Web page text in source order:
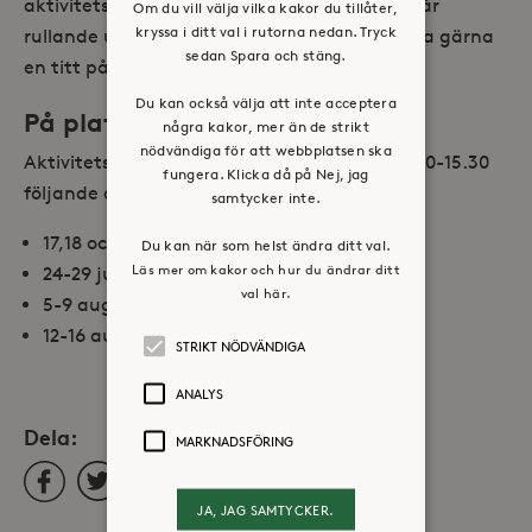
aktivitetsambassadörerna. De har med sig vår
rullande utställning om stadsutvecklingen, ta gärna
en titt på den!
På plats fyra veckor i sommar
Aktivitetsambassadörerna är på plats kl. 11.30-15.30
följande datum:
17,18 och 21 juni
24-29 juni
5-9 augusti
12-16 augusti
Dela:
Facebook
Twitter
Om du vill välja vilka kakor du tillåter,
kryssa i ditt val i rutorna nedan. Tryck
sedan Spara och stäng.
Du kan också välja att inte acceptera
några kakor, mer än de strikt
nödvändiga för att webbplatsen ska
fungera. Klicka då på Nej, jag
samtycker inte.
Du kan när som helst ändra ditt val.
Läs mer om kakor och hur du ändrar ditt
val här.
STRIKT NÖDVÄNDIGA
ANALYS
MARKNADSFÖRING
JA, JAG SAMTYCKER.